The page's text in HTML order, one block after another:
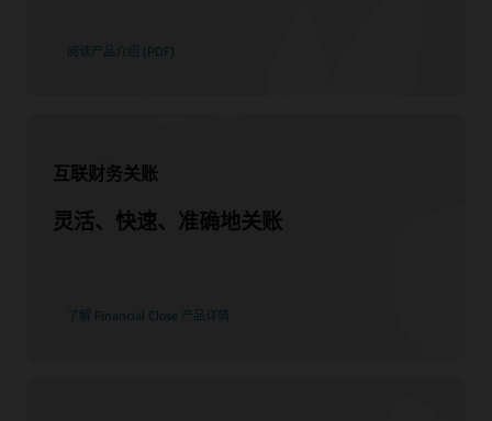
My Oracle Support
Oracle Soar 迁移服务
阅读产品介绍 (PDF)
互联财务关账
灵活、快速、准确地关账
了解 Financial Close 产品详情